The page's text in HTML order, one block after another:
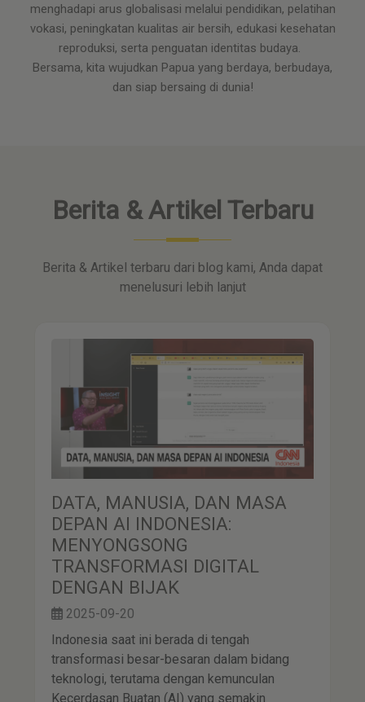
menghadapi arus globalisasi melalui pendidikan, pelatihan
vokasi, peningkatan kualitas air bersih, edukasi kesehatan
reproduksi, serta penguatan identitas budaya.
Bersama, kita wujudkan Papua yang berdaya, berbudaya,
dan siap bersaing di dunia!
Berita & Artikel Terbaru
Berita & Artikel terbaru dari blog kami, Anda dapat
menelusuri lebih lanjut
DATA, MANUSIA, DAN MASA
DEPAN AI INDONESIA:
MENYONGSONG
TRANSFORMASI DIGITAL
DENGAN BIJAK
2025-09-20
Indonesia saat ini berada di tengah
transformasi besar-besaran dalam bidang
teknologi, terutama dengan kemunculan
Kecerdasan Buatan (AI) yang semakin